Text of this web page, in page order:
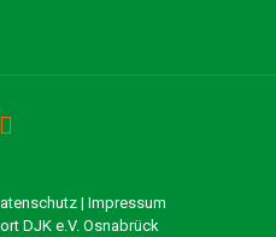
| Impressum
DJK e.V. Osnabrück